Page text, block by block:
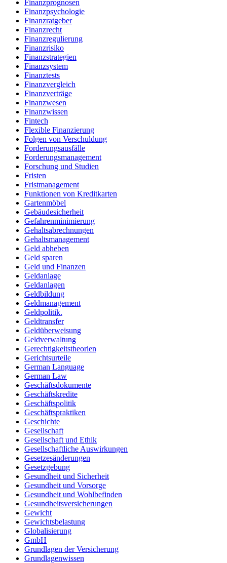
Finanzprognosen
Finanzpsychologie
Finanzratgeber
Finanzrecht
Finanzregulierung
Finanzrisiko
Finanzstrategien
Finanzsystem
Finanztests
Finanzvergleich
Finanzverträge
Finanzwesen
Finanzwissen
Fintech
Flexible Finanzierung
Folgen von Verschuldung
Forderungsausfälle
Forderungsmanagement
Forschung und Studien
Fristen
Fristmanagement
Funktionen von Kreditkarten
Gartenmöbel
Gebäudesicherheit
Gefahrenminimierung
Gehaltsabrechnungen
Gehaltsmanagement
Geld abheben
Geld sparen
Geld und Finanzen
Geldanlage
Geldanlagen
Geldbildung
Geldmanagement
Geldpolitik.
Geldtransfer
Geldüberweisung
Geldverwaltung
Gerechtigkeitstheorien
Gerichtsurteile
German Language
German Law
Geschäftsdokumente
Geschäftskredite
Geschäftspolitik
Geschäftspraktiken
Geschichte
Gesellschaft
Gesellschaft und Ethik
Gesellschaftliche Auswirkungen
Gesetzesänderungen
Gesetzgebung
Gesundheit und Sicherheit
Gesundheit und Vorsorge
Gesundheit und Wohlbefinden
Gesundheitsversicherungen
Gewicht
Gewichtsbelastung
Globalisierung
GmbH
Grundlagen der Versicherung
Grundlagenwissen